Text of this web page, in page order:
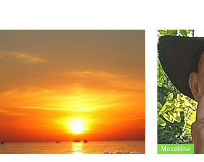
Mesečina